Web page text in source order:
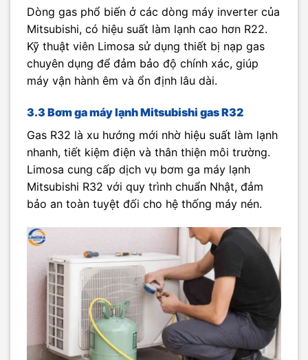
Dòng gas phổ biến ở các dòng máy inverter của
Mitsubishi, có hiệu suất làm lạnh cao hơn R22.
Kỹ thuật viên Limosa sử dụng thiết bị nạp gas
chuyên dụng để đảm bảo độ chính xác, giúp
máy vận hành êm và ổn định lâu dài.
3.3 Bơm ga máy lạnh Mitsubishi gas R32
Gas R32 là xu hướng mới nhờ hiệu suất làm lạnh
nhanh, tiết kiệm điện và thân thiện môi trường.
Limosa cung cấp dịch vụ bơm ga máy lạnh
Mitsubishi R32 với quy trình chuẩn Nhật, đảm
bảo an toàn tuyệt đối cho hệ thống máy nén.